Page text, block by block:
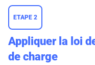
ETAPE 2
Appliquer la loi
de charge